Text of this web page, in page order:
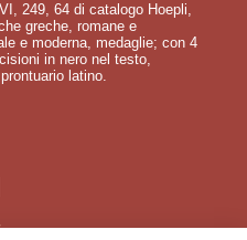
249, 64 di catalogo Hoepli,
greche, romane e
e moderna, medaglie; con 4
in nero nel testo,
latino.